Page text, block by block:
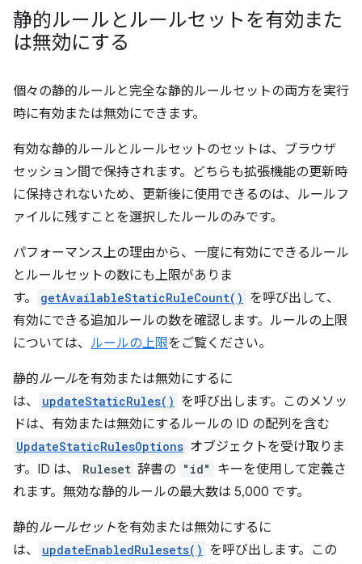
静的ルールとルールセットを有効また
は無効にする
個々の静的ルールと完全な静的ルールセットの両方を実行
時に有効または無効にできます。
有効な静的ルールとルールセットのセットは、ブラウザ
セッション間で保持されます。どちらも拡張機能の更新時
に保持されないため、更新後に使用できるのは、ルールフ
ァイルに残すことを選択したルールのみです。
パフォーマンス上の理由から、一度に有効にできるルール
とルールセットの数にも上限がありま
す。
getAvailableStaticRuleCount() を呼び出して、
有効にできる追加ルールの数を確認します。ルールの上限
については、 ルールの上限をご覧ください。
静的ルールを有効または無効にするに
は、
updateStaticRules() を呼び出します。このメソッ
ドは、有効または無効にするルールの ID の配列を含む
UpdateStaticRulesOptions オブジェクトを受け取りま
す。ID は、
Ruleset 辞書の "id"
キーを使用して定義さ
れます。無効な静的ルールの最大数は 5,000 です。
静的ルールセットを有効または無効にするに
は、
updateEnabledRulesets() を呼び出します。この